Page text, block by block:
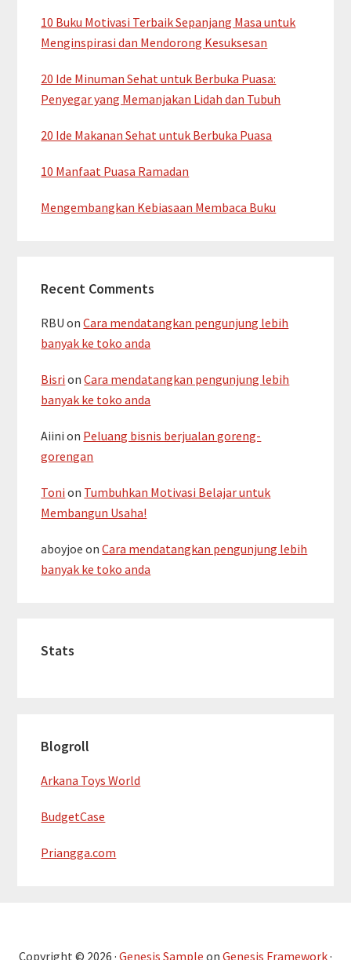
10 Buku Motivasi Terbaik Sepanjang Masa untuk
Menginspirasi dan Mendorong Kesuksesan
20 Ide Minuman Sehat untuk Berbuka Puasa:
Penyegar yang Memanjakan Lidah dan Tubuh
20 Ide Makanan Sehat untuk Berbuka Puasa
10 Manfaat Puasa Ramadan
Mengembangkan Kebiasaan Membaca Buku
Recent Comments
RBU onCara mendatangkan pengunjung lebih
banyak ke toko anda
Bisri onCara mendatangkan pengunjung lebih
banyak ke toko anda
Aiini on Peluang bisnis berjualan goreng-
gorengan
Toni on Tumbuhkan Motivasi Belajar untuk
Membangun Usaha!
aboyjoe onCara mendatangkan pengunjung lebih
banyak ke toko anda
Stats
Blogroll
Arkana Toys World
BudgetCase
Priangga.com
Copyright © 2026 · Genesis Sample on Genesis Framework·